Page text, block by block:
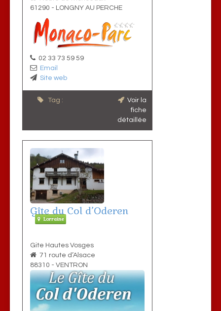
61290 - LONGNY AU PERCHE
02 33 73 59 59
Email
Site web
Tag :
Voir la
fiche
détaillée
Gîte du Col d’Oderen
Lorraine
Gite Hautes Vosges
71 route d’Alsace
88310 - VENTRON